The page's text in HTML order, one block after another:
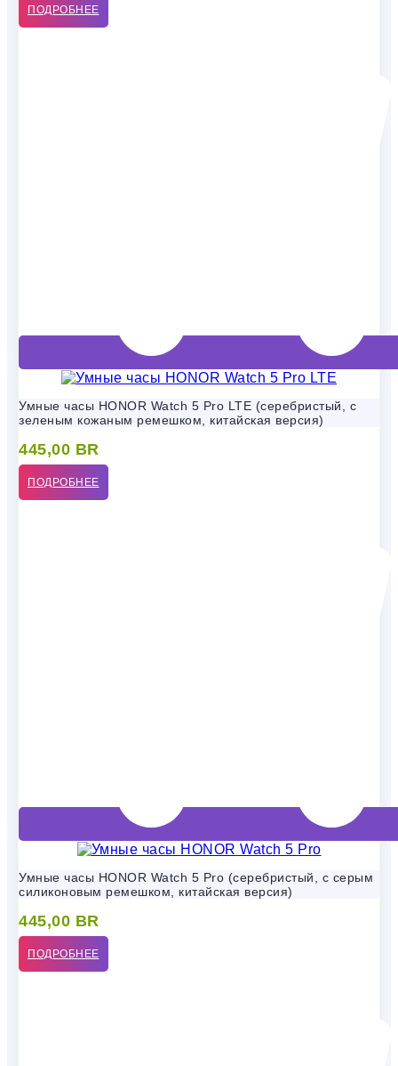
ПОДРОБНЕЕ
Умные часы HONOR Watch 5 Pro LTE (серебристый, с
зеленым кожаным ремешком, китайская версия)
445,00 BR
ПОДРОБНЕЕ
Умные часы HONOR Watch 5 Pro (серебристый, с серым
силиконовым ремешком, китайская версия)
445,00 BR
ПОДРОБНЕЕ